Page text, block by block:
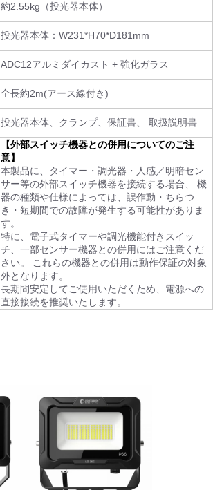
約2.55kg（投光器本体）
投光器本体：W231*H70*D181mm
ADC12アルミダイカスト + 強化ガラス
全長約2m(アース線付き)
投光器本体、クランプ、保証書、 取扱説明書
【外部スイッチ機器との併用についてのご注
意】
本製品に、タイマー・調光器・人感／明暗セン
サー等の外部スイッチ機器を接続する場合、 機
器の種類や仕様によっては、誤作動・ちらつ
き・短期間での故障が発生する可能性がありま
す。
特に、電子式タイマーや調光機能付きスイッ
チ、一部センサー機器との併用にはご注意くだ
さい。 これらの機器との併用は動作保証の対象
外となります。
長期間安定してご使用いただくため、電源への
直接接続を推奨いたします。